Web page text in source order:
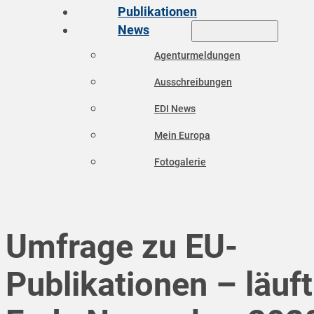
Publikationen
News
Agenturmeldungen
Ausschreibungen
EDI News
Mein Europa
Fotogalerie
Umfrage zu EU-
Publikationen –